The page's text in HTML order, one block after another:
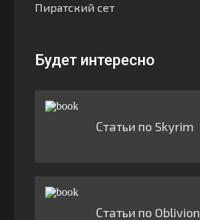
Пиратский сет
Будет интересно
Статьи по Skyrim
Статьи по Oblivion